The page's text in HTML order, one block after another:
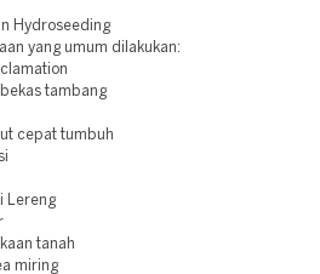
Hydroseeding
yang umum dilakukan:
tambang
cepat tumbuh
Lereng
tanah
miring